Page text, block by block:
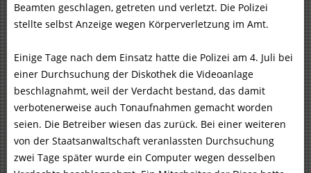
Beamten geschlagen, getreten und verletzt. Die Polizei
stellte selbst Anzeige wegen Körperverletzung im Amt.
Einige Tage nach dem Einsatz hatte die Polizei am 4. Juli bei
einer Durchsuchung der Diskothek die Videoanlage
beschlagnahmt, weil der Verdacht bestand, das damit
verbotenerweise auch Tonaufnahmen gemacht worden
seien. Die Betreiber wiesen das zurück. Bei einer weiteren
von der Staatsanwaltschaft veranlassten Durchsuchung
zwei Tage später wurde ein Computer wegen desselben